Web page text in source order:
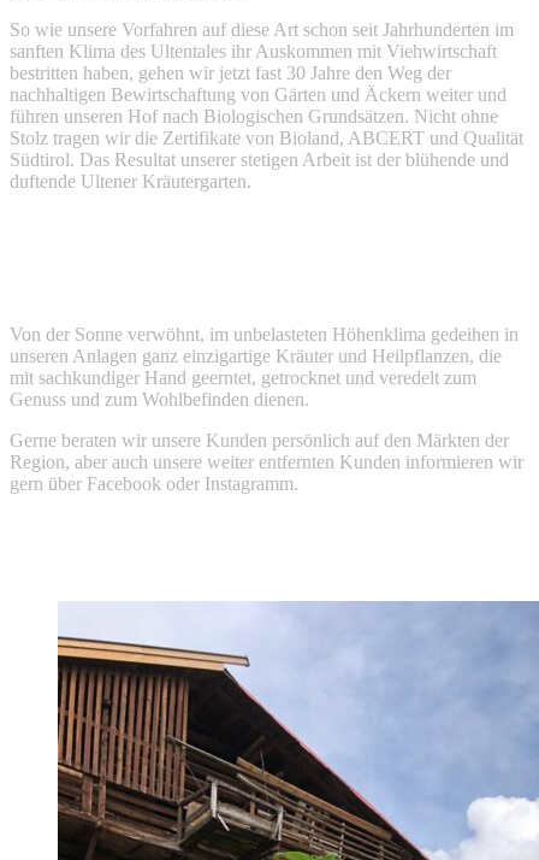
So wie unsere Vorfahren auf diese Art schon seit Jahrhunderten im
sanften Klima des Ultentales ihr Auskommen mit Viehwirtschaft
bestritten haben, gehen wir jetzt fast 30 Jahre den Weg der
nachhaltigen Bewirtschaftung von Gärten und Äckern weiter und
führen unseren Hof nach Biologischen Grundsätzen. Nicht ohne
Stolz tragen wir die Zertifikate von Bioland, ABCERT und Qualität
Südtirol. Das Resultat unserer stetigen Arbeit ist der blühende und
duftende Ultener Kräutergarten.
Von der Sonne verwöhnt, im unbelasteten Höhenklima gedeihen in
unseren Anlagen ganz einzigartige Kräuter und Heilpflanzen, die
mit sachkundiger Hand geerntet, getrocknet und veredelt zum
Genuss und zum Wohlbefinden dienen.
Gerne beraten wir unsere Kunden persönlich auf den Märkten der
Region, aber auch unsere weiter entfernten Kunden informieren wir
gern über Facebook oder Instagramm.